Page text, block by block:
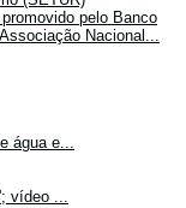
pelo Banco
Nacional...
água e...
vídeo ...